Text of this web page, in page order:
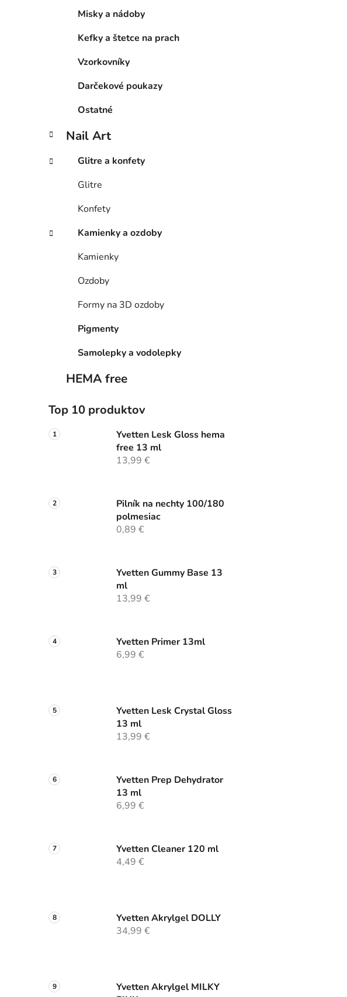
Misky a nádoby
Kefky a štetce na prach
Vzorkovníky
Darčekové poukazy
Ostatné
Nail Art
Glitre a konfety
Glitre
Konfety
Kamienky a ozdoby
Kamienky
Ozdoby
Formy na 3D ozdoby
Pigmenty
Samolepky a vodolepky
HEMA free
Top 10 produktov
Yvetten Lesk Gloss hema
free 13 ml
13,99 €
Pilník na nechty 100/180
polmesiac
0,89 €
Yvetten Gummy Base 13
ml
13,99 €
Yvetten Primer 13ml
6,99 €
Yvetten Lesk Crystal Gloss
13 ml
13,99 €
Yvetten Prep Dehydrator
13 ml
6,99 €
Yvetten Cleaner 120 ml
4,49 €
Yvetten Akrylgel DOLLY
34,99 €
Yvetten Akrylgel MILKY